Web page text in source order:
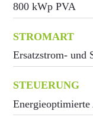
800 kWp PVA
STROMART
Ersatzstrom- und
STEUERUNG
Energieoptimierte